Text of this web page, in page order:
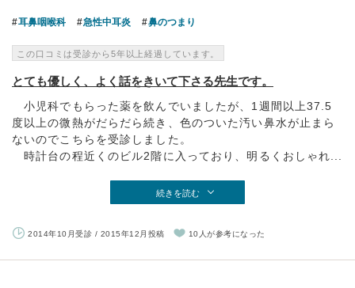
耳鼻咽喉科 急性中耳炎 鼻のつまり
この口コミは受診から5年以上経過しています。
とても優しく、よく話をきいて下さる先生です。
小児科でもらった薬を飲んでいましたが、1週間以上37.5
度以上の微熱がだらだら続き、色のついた汚い鼻水が止まら
ないのでこちらを受診しました。
時計台の程近くのビル2階に入っており、明るくおしゃれ...
続きを読む
2014年10月受診 / 2015年12月投稿 10人が参考になった